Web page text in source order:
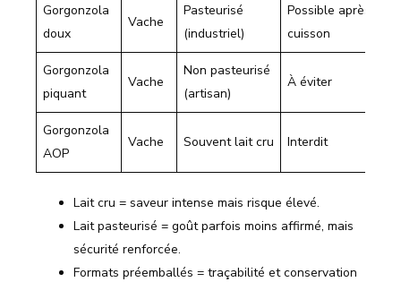
Gorgonzola
doux
Vache
Pasteurisé
(industriel)
Possible après
cuisson
Gorgonzola
piquant
Vache
Non pasteurisé
(artisan)
À éviter
Gorgonzola
AOP
Vache Souvent lait cru Interdit
Lait cru = saveur intense mais risque élevé.
Lait pasteurisé = goût parfois moins affirmé, mais
sécurité renforcée.
Formats préemballés = traçabilité et conservation